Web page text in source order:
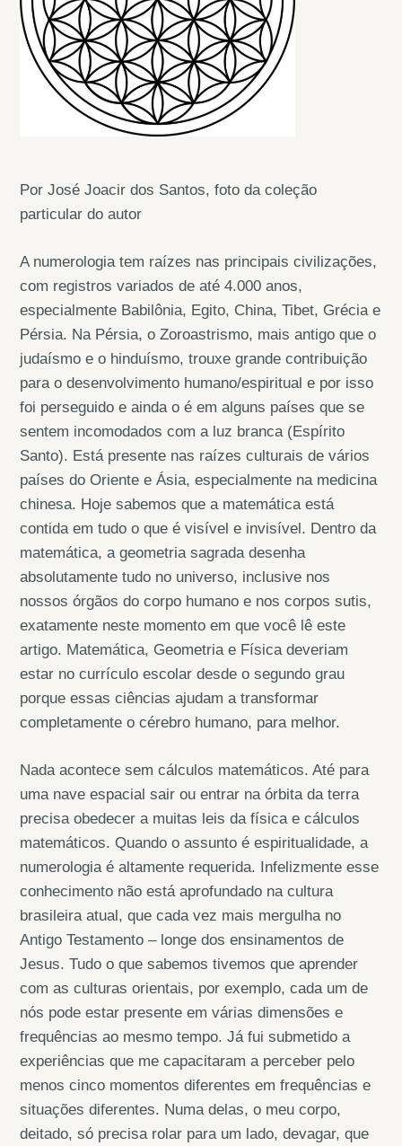
Por José Joacir dos Santos, foto da coleção
particular do autor
A numerologia tem raízes nas principais civilizações,
com registros variados de até 4.000 anos,
especialmente Babilônia, Egito, China, Tibet, Grécia e
Pérsia. Na Pérsia, o Zoroastrismo, mais antigo que o
judaísmo e o hinduísmo, trouxe grande contribuição
para o desenvolvimento humano/espiritual e por isso
foi perseguido e ainda o é em alguns países que se
sentem incomodados com a luz branca (Espírito
Santo). Está presente nas raízes culturais de vários
países do Oriente e Ásia, especialmente na medicina
chinesa. Hoje sabemos que a matemática está
contida em tudo o que é visível e invisível. Dentro da
matemática, a geometria sagrada desenha
absolutamente tudo no universo, inclusive nos
nossos órgãos do corpo humano e nos corpos sutis,
exatamente neste momento em que você lê este
artigo. Matemática, Geometria e Física deveriam
estar no currículo escolar desde o segundo grau
porque essas ciências ajudam a transformar
completamente o cérebro humano, para melhor.
Nada acontece sem cálculos matemáticos. Até para
uma nave espacial sair ou entrar na órbita da terra
precisa obedecer a muitas leis da física e cálculos
matemáticos. Quando o assunto é espiritualidade, a
numerologia é altamente requerida. Infelizmente esse
conhecimento não está aprofundado na cultura
brasileira atual, que cada vez mais mergulha no
Antigo Testamento – longe dos ensinamentos de
Jesus. Tudo o que sabemos tivemos que aprender
com as culturas orientais, por exemplo, cada um de
nós pode estar presente em várias dimensões e
frequências ao mesmo tempo. Já fui submetido a
experiências que me capacitaram a perceber pelo
menos cinco momentos diferentes em frequências e
situações diferentes. Numa delas, o meu corpo,
deitado, só precisa rolar para um lado, devagar, que